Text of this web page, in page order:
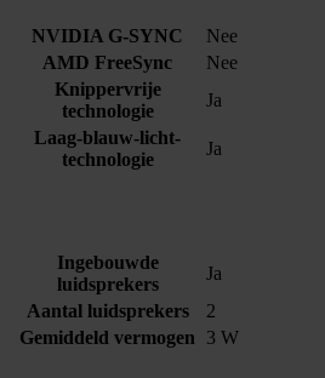
NVIDIA G-SYNC
Nee
AMD FreeSync
Nee
Knippervrije
technologie
Ja
Laag-blauw-licht-
technologie
Ja
Ingebouwde
luidsprekers
Ja
Aantal luidsprekers
2
Gemiddeld vermogen
3 W